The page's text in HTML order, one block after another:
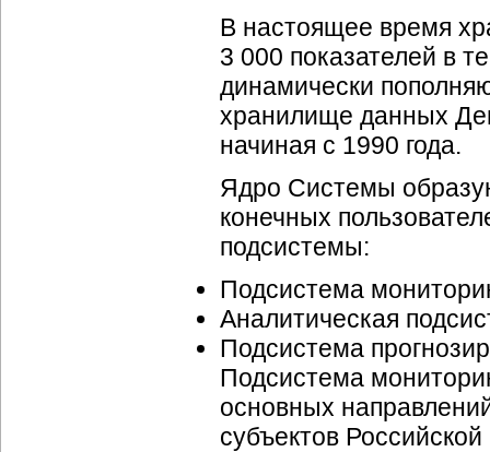
В настоящее время
3 000 показателей в
динамически
хранилище данных
начиная с 1990 года.
Ядро Системы
конечных
подсистемы:
Подсистема
Аналитическая
Подсистема
Подсистема
основных
субъектов